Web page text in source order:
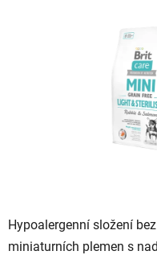
Hypoalergenní složení
miniaturních plemen s